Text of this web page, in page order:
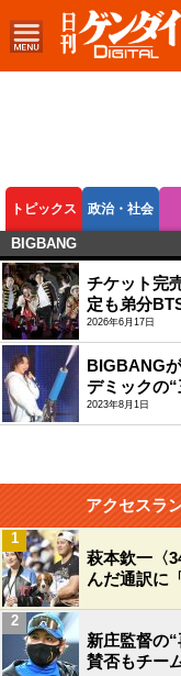
トピックス 政治・社会
ボートレース
BIGBANG
チケット完
定も弟分
2026年6月17日
BIGBANG
デミックの
2023年8月1日
アクセスラ
萩本欽一〈
んだ通訳に
1
新庄監督の
賛否もチー
2